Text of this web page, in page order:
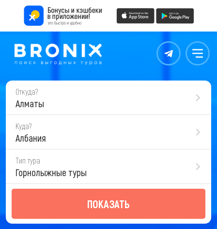
Контакты Меню
Откуда?
Алматы
Куда?
Албания
Тип тура
Горнолыжные туры
ПОКАЗАТЬ